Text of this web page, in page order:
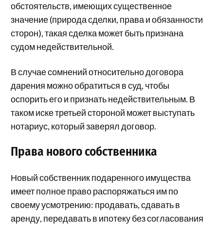
обстоятельств, имеющих существенное
значение (природа сделки, права и обязанности
сторон), такая сделка может быть признана
судом недействительной.
В случае сомнений относительно договора
дарения можно обратиться в суд, чтобы
оспорить его и признать недействительным. В
таком иске третьей стороной может выступать
нотариус, который заверял договор.
Права нового собственника
Новый собственник подаренного имущества
имеет полное право распоряжаться им по
своему усмотрению: продавать, сдавать в
аренду, передавать в ипотеку без согласования